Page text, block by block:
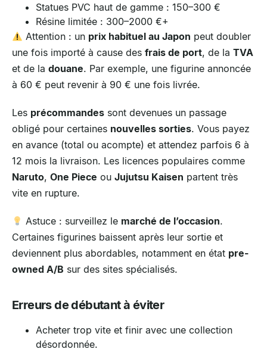
Statues PVC haut de gamme : 150–300 €
Résine limitée : 300–2000 €+
Attention : un prix habituel au Japon peut doubler
une fois importé à cause des frais de port, de la TVA
et de la douane. Par exemple, une figurine annoncée
à 60 € peut revenir à 90 € une fois livrée.
Les précommandes sont devenues un passage
obligé pour certaines nouvelles sorties. Vous payez
en avance (total ou acompte) et attendez parfois 6 à
12 mois la livraison. Les licences populaires comme
Naruto, One Piece ou Jujutsu Kaisen partent très
vite en rupture.
Astuce : surveillez le marché de l’occasion.
Certaines figurines baissent après leur sortie et
deviennent plus abordables, notamment en état pre-
owned A/B sur des sites spécialisés.
Erreurs de débutant à éviter
Acheter trop vite et finir avec une collection
désordonnée.